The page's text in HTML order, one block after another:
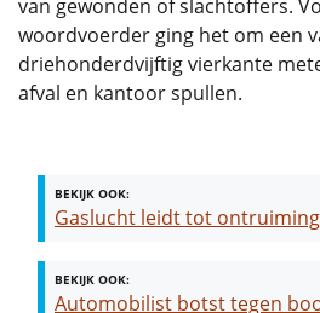
van gewonden of slachtoffers.
woordvoerder ging het om een
driehonderdvijftig vierkante
afval en kantoor spullen.
BEKIJK OOK:
Gaslucht leidt tot
BEKIJK OOK:
Automobilist botst tegen